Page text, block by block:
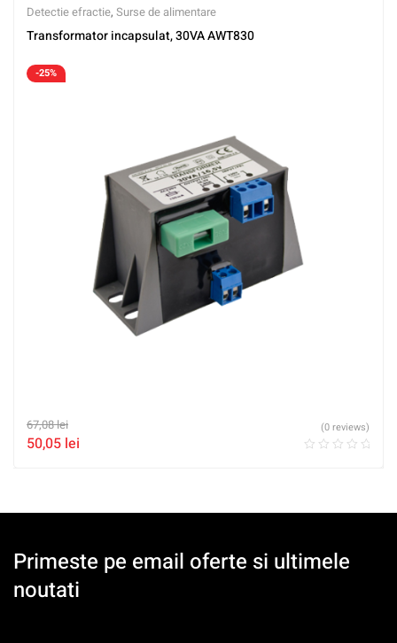
Detectie efractie, Surse de alimentare
Transformator incapsulat, 30VA AWT830
-25%
67,08lei
50,05 lei
(0 reviews)
Primeste pe email oferte si ultimele
noutati